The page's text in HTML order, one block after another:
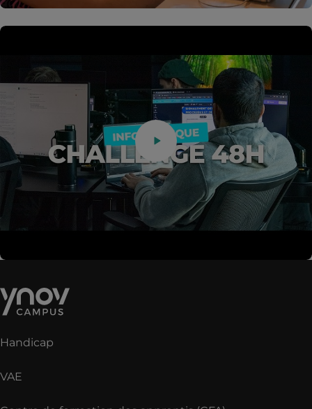
Handicap
VAE